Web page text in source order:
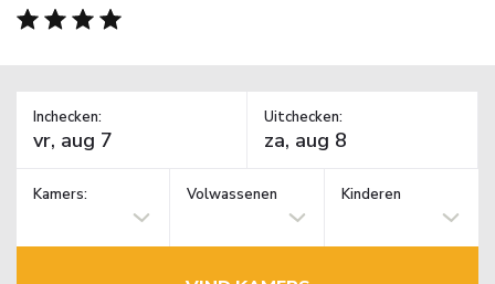
Inchecken: Uitchecken:
Kamers: Volwassenen Kinderen